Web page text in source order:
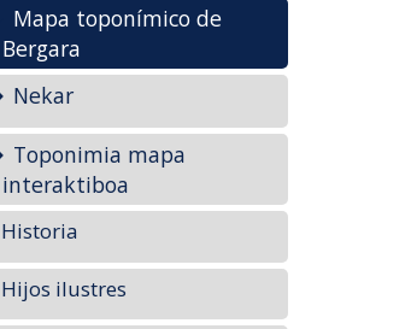
Mapa toponímico de
Bergara
Nekar
Toponimia mapa
interaktiboa
Historia
Hijos ilustres